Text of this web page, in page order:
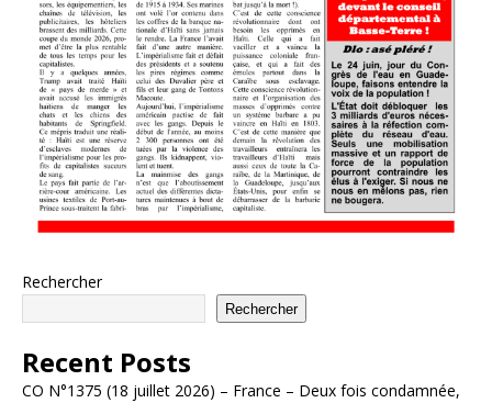
Rechercher
Rechercher
Recent Posts
CO N°1375 (18 juillet 2026) – France – Deux fois condamnée,